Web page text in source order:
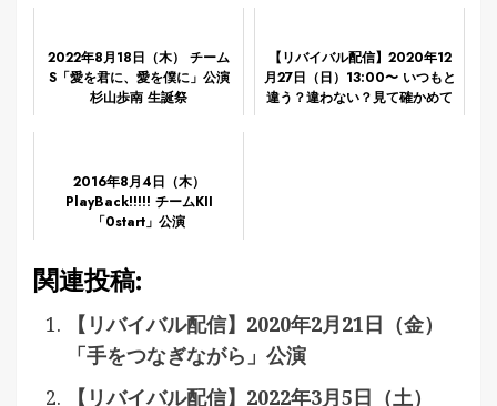
2022年8月18日（木） チーム
S「愛を君に、愛を僕に」公演
杉山歩南 生誕祭
【リバイバル配信】2020年12
月27日（日）13:00〜 いつもと
違う？違わない？見て確かめて
2016年8月4日（木）
PlayBack!!!!! チームKII
「0start」公演
関連投稿:
【リバイバル配信】2020年2月21日（金）
「手をつなぎながら」公演
【リバイバル配信】2022年3月5日（土）